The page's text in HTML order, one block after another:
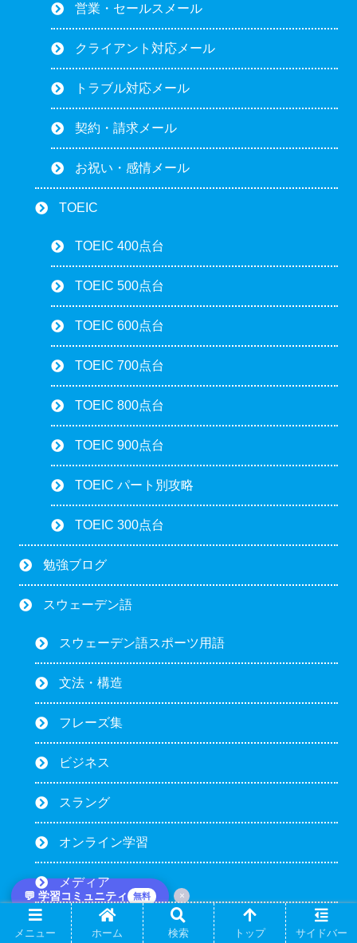
💬 学習コミュニティ 無料 ×
営業・セールスメール
クライアント対応メール
トラブル対応メール
契約・請求メール
お祝い・感情メール
TOEIC
TOEIC 400点台
TOEIC 500点台
TOEIC 600点台
TOEIC 700点台
TOEIC 800点台
TOEIC 900点台
TOEIC パート別攻略
TOEIC 300点台
勉強ブログ
スウェーデン語
スウェーデン語スポーツ用語
文法・構造
フレーズ集
ビジネス
スラング
オンライン学習
メディア
教材
メニュー ホーム 検索 トップ サイドバー